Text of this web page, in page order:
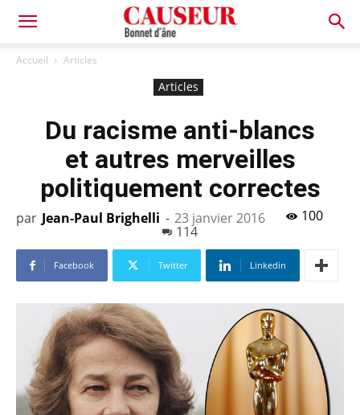
Bonnet
Accueil Articles
Articles
Du racisme anti-blancs
et autres merveilles
politiquement correctes
par Jean-Paul Brighelli - 23 janvier 2016
100
114
Facebook Twitter Linkedin